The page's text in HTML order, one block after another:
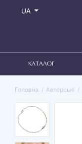
UA
КАТАЛОГ
Головна Авторські